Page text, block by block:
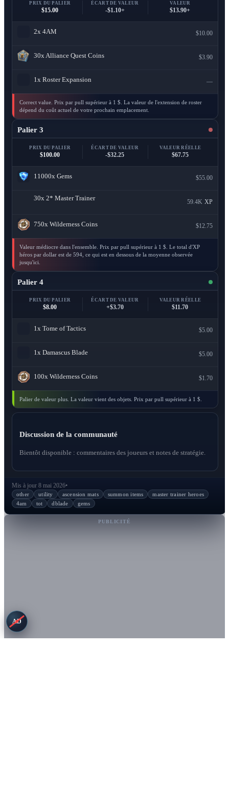
PRIX DU PALIER
$15.00
ÉCART DE VALEUR
-$1.10+
VALEUR
$13.90+
2x 4AM $10.00
30x Alliance Quest Coins $3.90
1x Roster Expansion —
Correct value. Prix par pull supérieur à 1 $. La valeur de l'extension de roster
dépend du coût actuel de votre prochain emplacement.
Palier 3
PRIX DU PALIER
$100.00
ÉCART DE VALEUR
-$32.25
VALEUR RÉELLE
$67.75
11000x Gems $55.00
30x 2* Master Trainer
59.4K XP
750x Wilderness Coins $12.75
Valeur médiocre dans l'ensemble. Prix par pull supérieur à 1 $. Le total d'XP
héros par dollar est de 594, ce qui est en dessous de la moyenne observée
jusqu'ici.
Palier 4
PRIX DU PALIER
$8.00
ÉCART DE VALEUR
+$3.70
VALEUR RÉELLE
$11.70
1x Tome of Tactics $5.00
1x Damascus Blade $5.00
100x Wilderness Coins $1.70
Palier de valeur plus. La valeur vient des objets. Prix par pull supérieur à 1 $.
Discussion de la communauté
Bientôt disponible : commentaires des joueurs et notes de stratégie.
Mis à jour 8 mai 2026•
other utility ascension mats summon items
master trainer heroes
4am
tot dblade gems
PUBLICITÉ
AD